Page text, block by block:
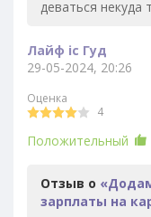
деваться
Лайф іс Гуд
29-05-2024, 20:26
Оценка
4
Положительный
Отзыв о
зарплаты на